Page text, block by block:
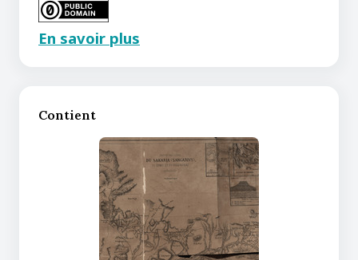
En savoir plus
Contient